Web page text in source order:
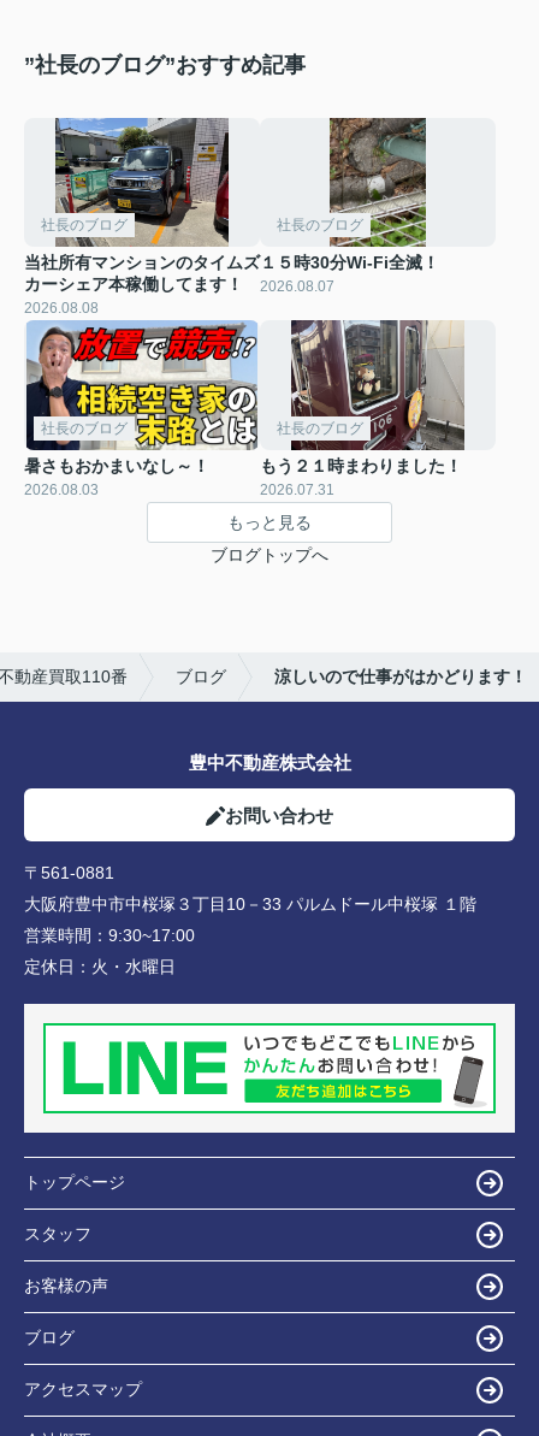
”社長のブログ”おすすめ記事
社長のブログ
当社所有マンションのタイムズ
カーシェア本稼働してます！
2026.08.08
社長のブログ
１５時30分Wi-Fi全滅！
2026.08.07
社長のブログ
暑さもおかまいなし～！
2026.08.03
社長のブログ
もう２１時まわりました！
2026.07.31
もっと見る
ブログトップへ
動産買取110番 ブログ 涼しいので仕事がはかどります！
豊中不動産株式会社
お問い合わせ
〒561-0881
大阪府豊中市中桜塚３丁目10－33 パルムドール中桜塚 １階
営業時間： 9:30~17:00
定休日： 火・水曜日
トップページ
スタッフ
お客様の声
ブログ
アクセスマップ